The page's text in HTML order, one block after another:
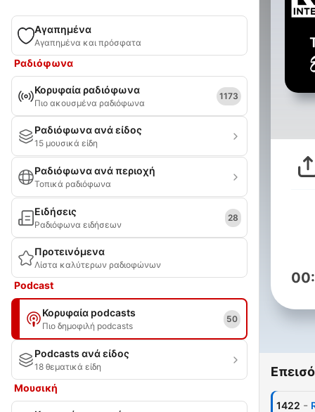
Αγαπημένα
Αγαπημένα και πρόσφατα
Ραδιόφωνα
Κορυφαία ραδιόφωνα
Πιο ακουσμένα ραδιόφωνα
1173
Ραδιόφωνα ανά είδος
15 μουσικά είδη
Ραδιόφωνα ανά περιοχή
Τοπικά ραδιόφωνα
Ειδήσεις
Ραδιόφωνα ειδήσεων
28
Προτεινόμενα
Λίστα καλύτερων ραδιοφώνων
Podcast
Κορυφαία podcasts
Πιο δημοφιλή podcasts
50
Podcasts ανά είδος
18 θεματικά είδη
Μουσική
1422 -